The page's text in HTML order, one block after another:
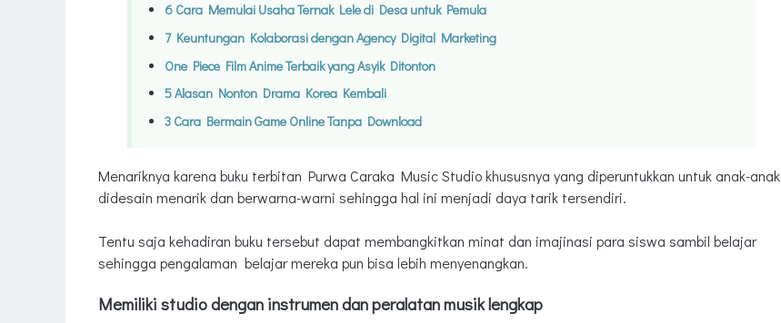
6 Cara Memulai Usaha Ternak Lele di Desa untuk Pemula
7 Keuntungan Kolaborasi dengan Agency Digital Marketing
One Piece Film Anime Terbaik yang Asyik Ditonton
5 Alasan Nonton Drama Korea Kembali
3 Cara Bermain Game Online Tanpa Download
Menariknya karena buku terbitan Purwa Caraka Music Studio khususnya yang diperuntukkan untuk anak-anak
didesain menarik dan berwarna-warni sehingga hal ini menjadi daya tarik tersendiri.
Tentu saja kehadiran buku tersebut dapat membangkitkan minat dan imajinasi para siswa sambil belajar
sehingga pengalaman belajar mereka pun bisa lebih menyenangkan.
Memiliki studio dengan instrumen dan peralatan musik lengkap